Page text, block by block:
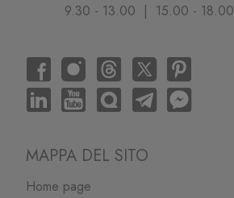
9.30 - 13.00 | 15.00 - 18.00
MAPPA DEL SITO
Home page